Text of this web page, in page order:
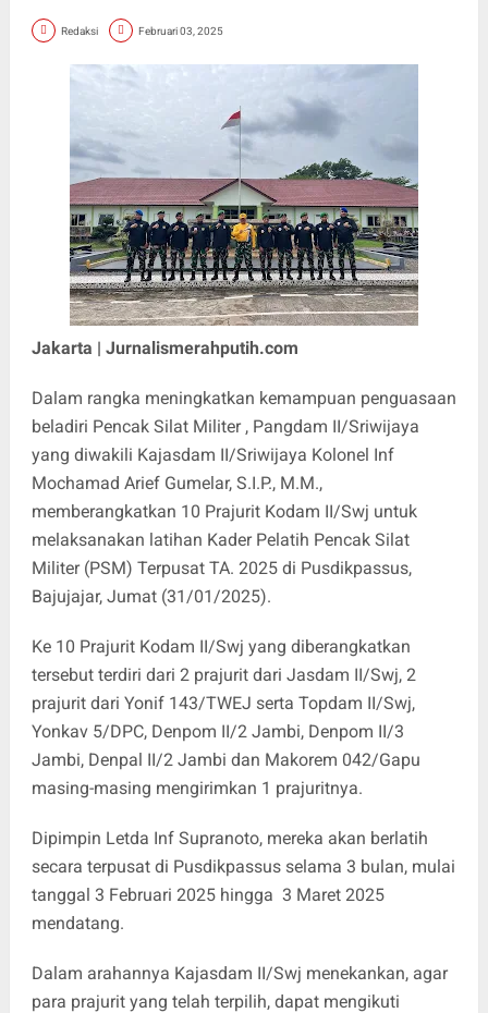
Redaksi Februari 03, 2025
Jakarta | Jurnalismerahputih.com
Dalam rangka meningkatkan kemampuan penguasaan
beladiri Pencak Silat Militer , Pangdam II/Sriwijaya
yang diwakili Kajasdam II/Sriwijaya Kolonel Inf
Mochamad Arief Gumelar, S.I.P., M.M.,
memberangkatkan 10 Prajurit Kodam II/Swj untuk
melaksanakan latihan Kader Pelatih Pencak Silat
Militer (PSM) Terpusat TA. 2025 di Pusdikpassus,
Bajujajar, Jumat (31/01/2025).
Ke 10 Prajurit Kodam II/Swj yang diberangkatkan
tersebut terdiri dari 2 prajurit dari Jasdam II/Swj, 2
prajurit dari Yonif 143/TWEJ serta Topdam II/Swj,
Yonkav 5/DPC, Denpom II/2 Jambi, Denpom II/3
Jambi, Denpal II/2 Jambi dan Makorem 042/Gapu
masing-masing mengirimkan 1 prajuritnya.
Dipimpin Letda Inf Supranoto, mereka akan berlatih
secara terpusat di Pusdikpassus selama 3 bulan, mulai
tanggal 3 Februari 2025 hingga 3 Maret 2025
mendatang.
Dalam arahannya Kajasdam II/Swj menekankan, agar
para prajurit yang telah terpilih, dapat mengikuti